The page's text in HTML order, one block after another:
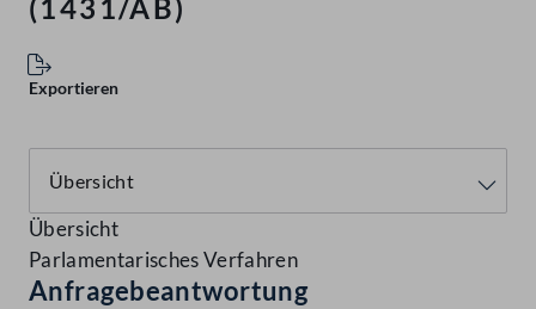
(1431/AB)
Exportieren
Übersicht
Parlamentarisches Verfahren
Anfragebeantwortung